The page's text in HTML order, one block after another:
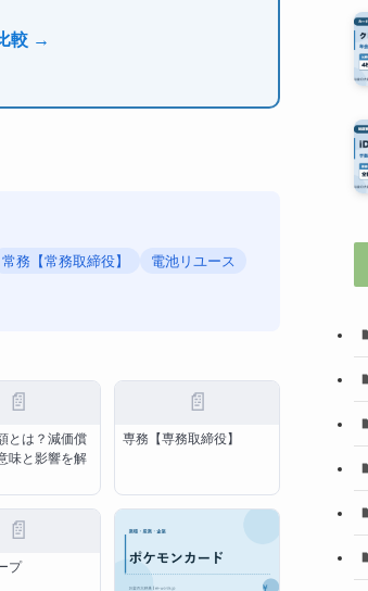
較 →
常務【常務取締役】 電池リユース
📄
とは？減価償
味と影響を解
📄
専務【専務取締役】
📄
プ